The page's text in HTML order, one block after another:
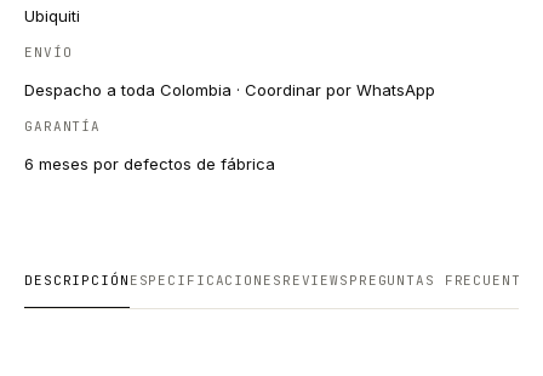
Ubiquiti
ENVÍO
Despacho a toda Colombia · Coordinar por WhatsApp
GARANTÍA
6 meses por defectos de fábrica
DESCRIPCIÓN ESPECIFICACIONES REVIEWS PREGUNTAS FRECUENTES